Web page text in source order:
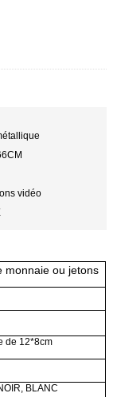
vidéo
monnaie ou jetons
de 12*8cm
BLANC